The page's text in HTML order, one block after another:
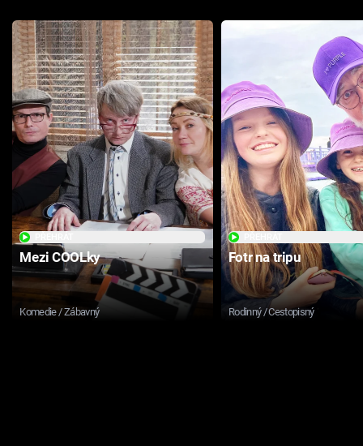
Mezi COOLky
Komedie / Zábavný
Fotr na tripu
Rodinný / Cestopisný